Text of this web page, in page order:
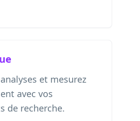
et mesurez
avec vos
de recherche.